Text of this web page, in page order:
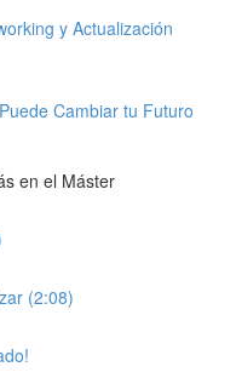
y Actualización
Cambiar tu Futuro
en el Máster
(2:08)